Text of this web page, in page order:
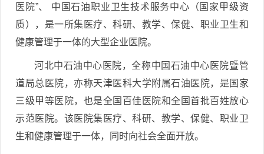
医院”、 中国石油职业卫生技术服务中心（国家甲级资
质），是一所集医疗、科研、教学、保健、职业卫生和
健康管理于一体的大型企业医院。
河北中石油中心医院，全称中国石油中心医院暨管
道局总医院，亦称天津医科大学附属石油医院，是国家
三级甲等医院，也是全国百佳医院和全国首批百姓放心
示范医院。该医院集医疗、科研、教学、保健、职业卫
生和健康管理于一体，同时向社会全面开放。